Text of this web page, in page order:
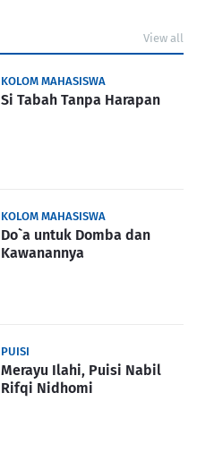
View all
KOLOM MAHASISWA
Si Tabah Tanpa Harapan
KOLOM MAHASISWA
Do`a untuk Domba dan
Kawanannya
PUISI
Merayu Ilahi, Puisi Nabil
Rifqi Nidhomi